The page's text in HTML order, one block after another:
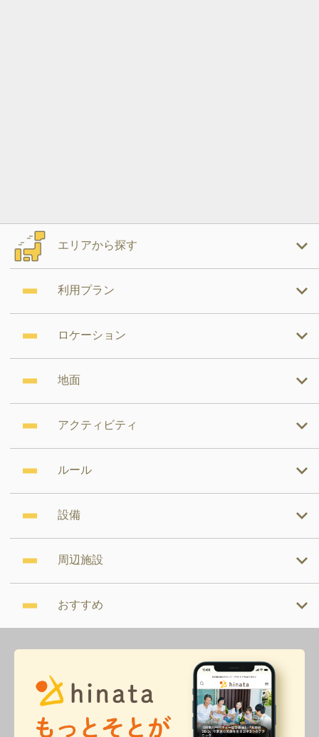
エリアから探す
利用プラン
ロケーション
地面
アクティビティ
ルール
設備
周辺施設
おすすめ